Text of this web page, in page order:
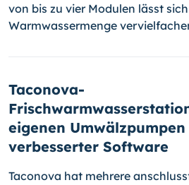
von bis zu vier Modulen lässt
Warmwassermenge
Taconova-
eigenen Umwälzpumpen
verbesserter Software
Taconova hat mehrere